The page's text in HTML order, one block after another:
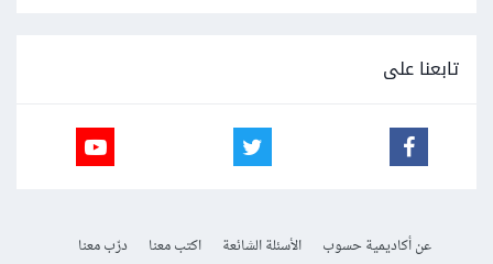
تابعنا على
عن أكاديمية حسوب الأسئلة الشائعة اكتب معنا
درّب معنا